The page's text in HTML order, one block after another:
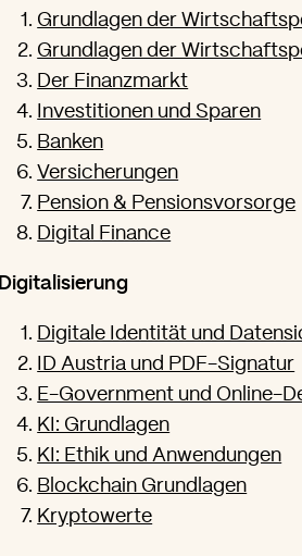
Grundlagen der
Grundlagen der
Der Finanzmarkt
Investitionen und Sparen
Banken
Versicherungen
Pension & Pensionsvorsorge
Digital Finance
Digitalisierung
Digitale Identität und
ID Austria und PDF-Signatur
E-Government und Online-
KI: Grundlagen
KI: Ethik und Anwendungen
Blockchain Grundlagen
Kryptowerte